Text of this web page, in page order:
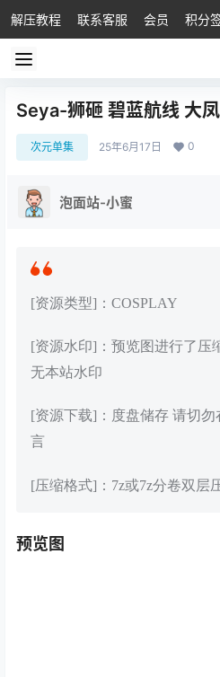
解压教程 联系客服 会员 积分
Seya-狮砸 碧蓝航线 大
次元单集 25年6月17日 0
泡面站-小蜜
[资源类型]：COSPLAY
[资源水印]：预览图进行了压
无本站水印
[资源下载]：度盘储存 请切
言
[压缩格式]：7z或7z分卷双层
预览图